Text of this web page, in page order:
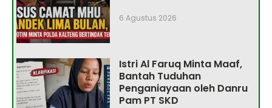
6 Agustus 2026
Istri Al Faruq Minta Maaf,
Bantah Tuduhan
Penganiayaan oleh Danru
Pam PT SKD